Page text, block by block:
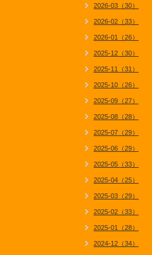
2026-03（30）
2026-02（33）
2026-01（26）
2025-12（30）
2025-11（31）
2025-10（26）
2025-09（27）
2025-08（28）
2025-07（29）
2025-06（29）
2025-05（33）
2025-04（25）
2025-03（29）
2025-02（33）
2025-01（28）
2024-12（34）